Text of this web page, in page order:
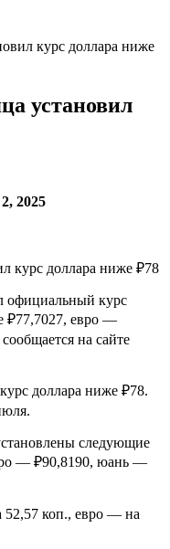
курс доллара ниже
установил
2025
официальный курс
₽77,7027, евро —
на сайте
доллара ниже ₽78.
следующие
— ₽90,8190, юань —
52,57 коп., евро — на